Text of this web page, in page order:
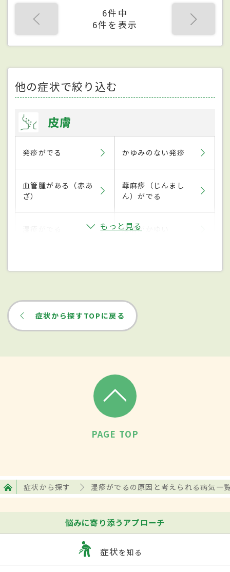
6件中
6件を表示
他の症状で絞り込む
皮膚
発疹がでる かゆみのない発疹
血管腫がある（赤あ
ざ）
蕁麻疹（じんまし
ん）がでる
皮膚がかゆい
もっと見る
症状から探すTOPに戻る
PAGE TOP
症状から探す 湿疹がでるの原因と考えられる病気一
悩みに寄り添うアプローチ
症状を知る